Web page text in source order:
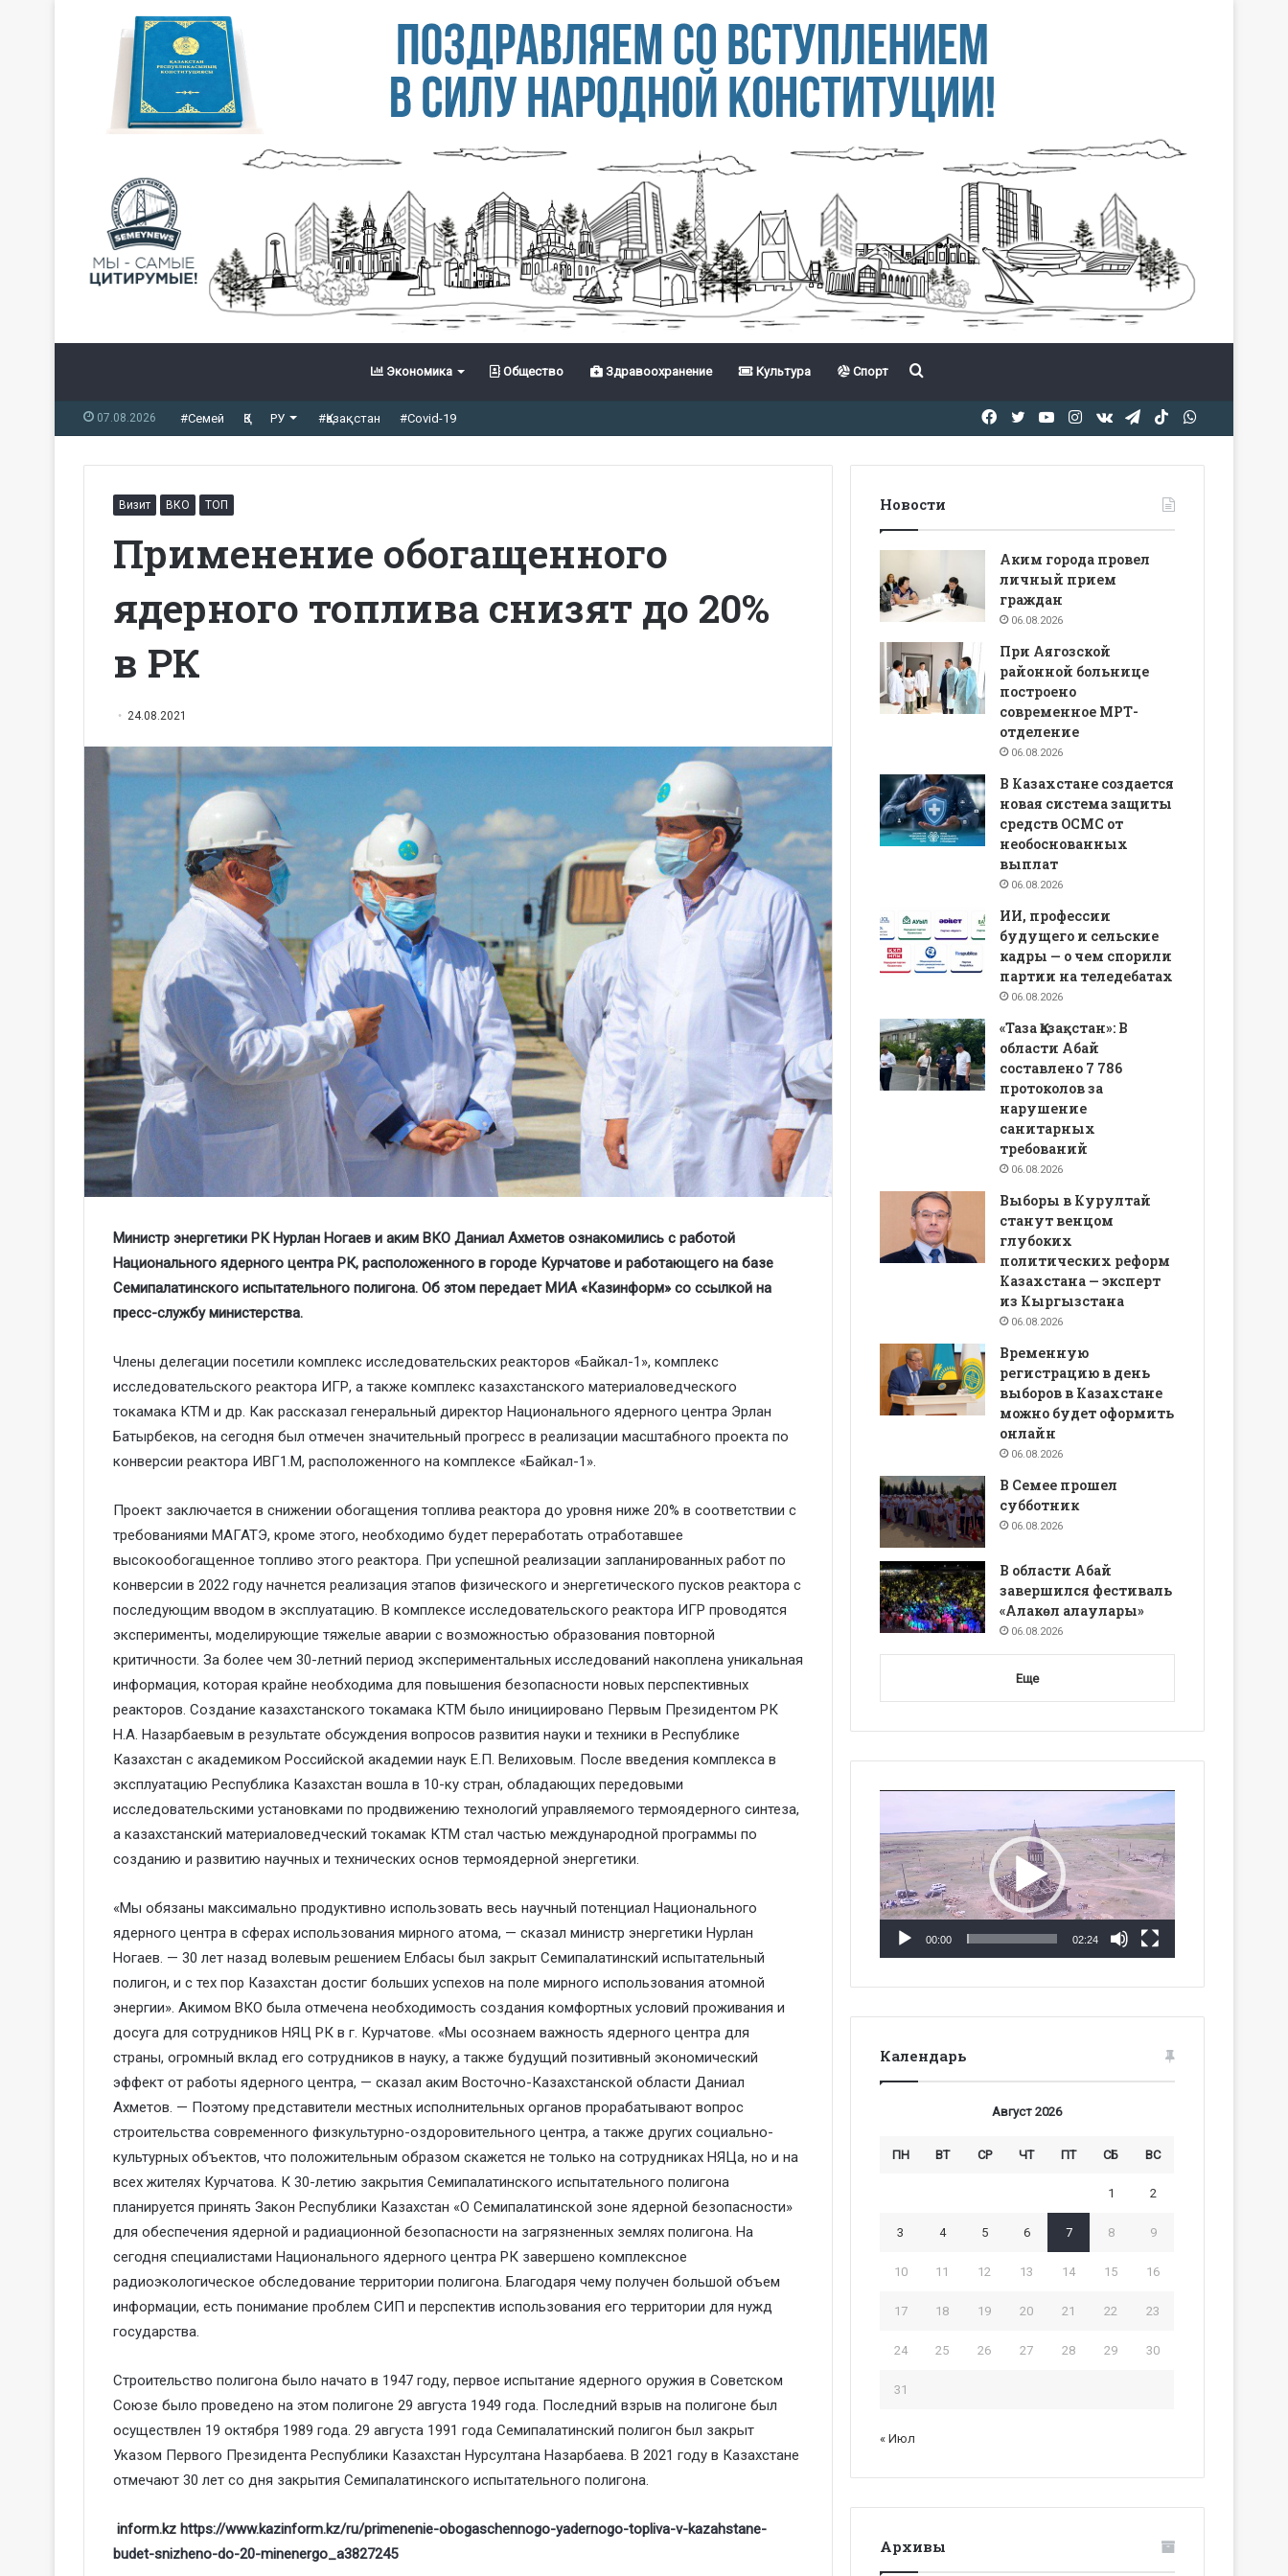
Экономика Общество Здравоохранение Культура Спорт Іздеу
07.08.2026 #Семей ҚЗ РУ #Қазақстан #Covid-19 TikTok
Telegram
vk.com
Instagram
YouTube
Twitter
Facebook
Визит ВКО ТОП
Применение обогащенного
ядерного топлива снизят до 20%
в РК
24.08.2021
Министр энергетики РК Нурлан Ногаев и аким ВКО Даниал Ахметов ознакомились с работой
Национального ядерного центра РК, расположенного в городе Курчатове и работающего на базе
Семипалатинского испытательного полигона. Об этом передает МИА «Казинформ» со ссылкой на
пресс-службу министерства.
Члены делегации посетили комплекс исследовательских реакторов «Байкал-1», комплекс
исследовательского реактора ИГР, а также комплекс казахстанского материаловедческого
токамака КТМ и др. Как рассказал генеральный директор Национального ядерного центра Эрлан
Батырбеков, на сегодня был отмечен значительный прогресс в реализации масштабного проекта по
конверсии реактора ИВГ1.М, расположенного на комплексе «Байкал-1».
Проект заключается в снижении обогащения топлива реактора до уровня ниже 20% в соответствии с
требованиями МАГАТЭ, кроме этого, необходимо будет переработать отработавшее
высокообогащенное топливо этого реактора. При успешной реализации запланированных работ по
конверсии в 2022 году начнется реализация этапов физического и энергетического пусков реактора с
последующим вводом в эксплуатацию. В комплексе исследовательского реактора ИГР проводятся
эксперименты, моделирующие тяжелые аварии с возможностью образования повторной
критичности. За более чем 30-летний период экспериментальных исследований накоплена уникальная
информация, которая крайне необходима для повышения безопасности новых перспективных
реакторов. Создание казахстанского токамака КТМ было инициировано Первым Президентом РК
Н.А. Назарбаевым в результате обсуждения вопросов развития науки и техники в Республике
Казахстан с академиком Российской академии наук Е.П. Велиховым. После введения комплекса в
эксплуатацию Республика Казахстан вошла в 10-ку стран, обладающих передовыми
исследовательскими установками по продвижению технологий управляемого термоядерного синтеза,
а казахстанский материаловедческий токамак КТМ стал частью международной программы по
созданию и развитию научных и технических основ термоядерной энергетики.
«Мы обязаны максимально продуктивно использовать весь научный потенциал Национального
ядерного центра в сферах использования мирного атома, — сказал министр энергетики Нурлан
Ногаев. — 30 лет назад волевым решением Елбасы был закрыт Семипалатинский испытательный
полигон, и с тех пор Казахстан достиг больших успехов на поле мирного использования атомной
энергии». Акимом ВКО была отмечена необходимость создания комфортных условий проживания и
досуга для сотрудников НЯЦ РК в г. Курчатове. «Мы осознаем важность ядерного центра для
страны, огромный вклад его сотрудников в науку, а также будущий позитивный экономический
эффект от работы ядерного центра, — сказал аким Восточно-Казахстанской области Даниал
Ахметов. — Поэтому представители местных исполнительных органов прорабатывают вопрос
строительства современного физкультурно-оздоровительного центра, а также других социально-
культурных объектов, что положительным образом скажется не только на сотрудниках НЯЦа, но и на
всех жителях Курчатова. К 30-летию закрытия Семипалатинского испытательного полигона
планируется принять Закон Республики Казахстан «О Семипалатинской зоне ядерной безопасности»
для обеспечения ядерной и радиационной безопасности на загрязненных землях полигона. На
сегодня специалистами Национального ядерного центра РК завершено комплексное
радиоэкологическое обследование территории полигона. Благодаря чему получен большой объем
информации, есть понимание проблем СИП и перспектив использования его территории для нужд
государства.
Строительство полигона было начато в 1947 году, первое испытание ядерного оружия в Советском
Союзе было проведено на этом полигоне 29 августа 1949 года. Последний взрыв на полигоне был
осуществлен 19 октября 1989 года. 29 августа 1991 года Семипалатинский полигон был закрыт
Указом Первого Президента Республики Казахстан Нурсултана Назарбаева. В 2021 году в Казахстане
отмечают 30 лет со дня закрытия Семипалатинского испытательного полигона.
inform.kz https://www.kazinform.kz/ru/primenenie-obogaschennogo-yadernogo-topliva-v-kazahstane-
budet-snizheno-do-20-minenergo_a3827245
Новости
Аким города провел
личный прием
граждан
06.08.2026
При Аягозской
районной больнице
построено
современное МРТ-
отделение
06.08.2026
В Казахстане создается
новая система защиты
средств ОСМС от
необоснованных
выплат
06.08.2026
ИИ, профессии
будущего и сельские
кадры — о чем спорили
партии на теледебатах
06.08.2026
«Таза Қазақстан»: В
области Абай
составлено 7 786
протоколов за
нарушение
санитарных
требований
06.08.2026
Выборы в Курултай
станут венцом
глубоких
политических реформ
Казахстана — эксперт
из Кыргызстана
06.08.2026
Временную
регистрацию в день
выборов в Казахстане
можно будет оформить
онлайн
06.08.2026
В Семее прошел
субботник
06.08.2026
В области Абай
завершился фестиваль
«Алакөл алаулары»
06.08.2026
Еще
00:00 02:24
Календарь
Август 2026
ПН ВТ СР ЧТ ПТ СБ ВС
1 2
3 4 5 6 7 8 9
10 11 12 13 14 15 16
17 18 19 20 21 22 23
24 25 26 27 28 29 30
31
« Июл
Архивы